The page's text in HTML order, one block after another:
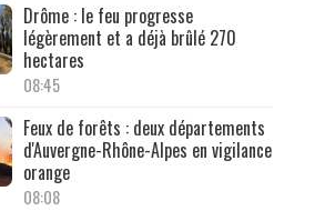
Drôme : le feu progresse
légèrement et a déjà brûlé 270
hectares
08:45
Feux de forêts : deux départements
d'Auvergne-Rhône-Alpes en vigilance
orange
08:08